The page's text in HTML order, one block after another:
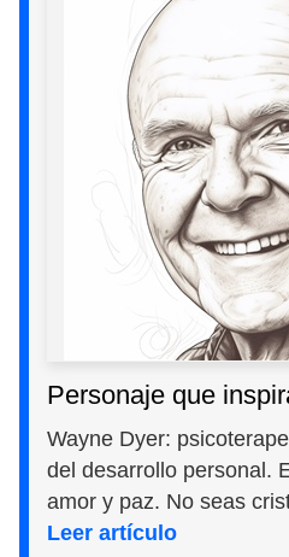
Personaje que
Wayne Dyer:
del desarrollo personal.
amor y paz. No seas
Leer artículo